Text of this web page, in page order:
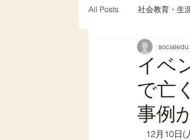
All Posts 社会教育・生
もくじ26
イベ
で亡
事例
12月10日(